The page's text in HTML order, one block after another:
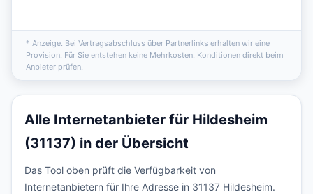
* Anzeige. Bei Vertragsabschluss über Partnerlinks erhalten wir eine
Provision. Für Sie entstehen keine Mehrkosten. Konditionen direkt beim
Anbieter prüfen.
Alle Internetanbieter für Hildesheim
(31137) in der Übersicht
Das Tool oben prüft die Verfügbarkeit von
Internetanbietern für Ihre Adresse in 31137 Hildesheim.